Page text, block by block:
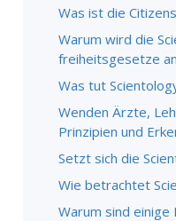
Was ist die
Warum wird die
freiheitsgesetze
Was tut
Wenden Ärzte,
Prinzipien und
Setzt sich die
Wie betrachtet
Warum sind